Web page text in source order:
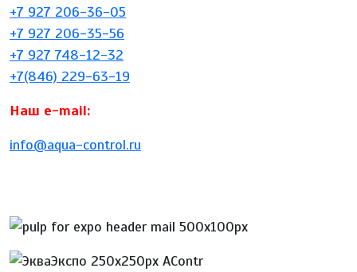
+7 927 206-36-05
+7 927 206-35-56
+7 927 748-12-32
+7(846) 229-63-19
Наш e-mail:
info@aqua-control.ru